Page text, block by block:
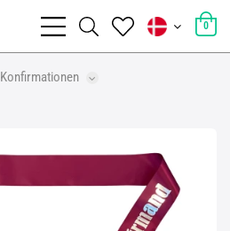
0
Konfirmationen